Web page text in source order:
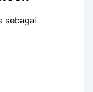
sebagai